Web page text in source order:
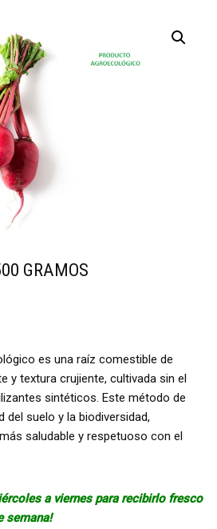
GRAMOS
es una raíz comestible de
y textura crujiente, cultivada sin el
sintéticos. Este método de
del suelo y la biodiversidad,
saludable y respetuoso con el
a viernes para recibirlo fresco
semana!